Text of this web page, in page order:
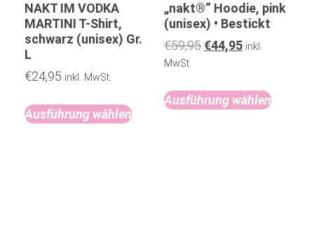
NAKT IM VODKA
MARTINI T-Shirt,
schwarz (unisex) Gr.
L
€24,95 inkl. MwSt.
Ausführung wählen
„nakt®“ Hoodie, pink
(unisex) • Bestickt
€59,95 €44,95 inkl.
MwSt.
Ausführung wählen